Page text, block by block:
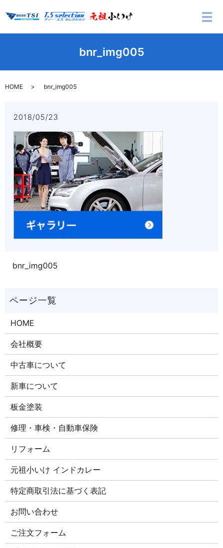
メ
bnr_img005
HOME bnr_img005
2018/05/23
bnr_img005
HOME
会社概要
中古車について
新車について
板金塗装
修理・車検・自動車保険
リフォーム
元祖小いけ インドカレー
特定商取引法に基づく表記
お問い合わせ
ご注文​フォーム